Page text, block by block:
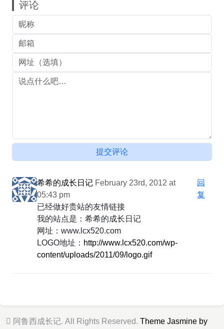
评论
提交评论
希希的成长日记 February 23rd, 2012 at
05:43 pm
回
复
已经做好贵站的友情链接
我的站点是：希希的成长日记
网址：www.lcx520.com
LOGO地址： http://www.lcx520.com/wp-
content/uploads/2011/09/logo.gif
阿鲁西成长记. All Rights Reserved. Theme Jasmine by